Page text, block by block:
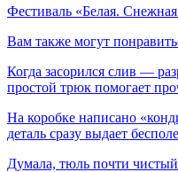
Фестиваль «Белая. Снежная
Вам также могут
Когда засорился слив —
простой трюк помогает
На коробке написано
деталь сразу выдает
Думала, тюль почти